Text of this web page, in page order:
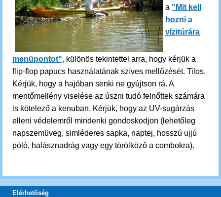
a "Mit kell
hozni a
vízitúrára
menüpontot", különös tekintettel arra, hogy kérjük a
flip-flop papucs használatának szíves mellőzését. Tilos.
Kérjük, hogy a hajóban senki ne gyújtson rá. A
mentőmellény viselése az úszni tudó felnőttek számára
is kötelező a kenuban. Kérjük, hogy az UV-sugárzás
elleni védelemről mindenki gondoskodjon (lehetőleg
napszemüveg, simléderes sapka, naptej, hosszú ujjú
póló, halásznadrág vagy egy törölköző a combokra).
Elérhetőség